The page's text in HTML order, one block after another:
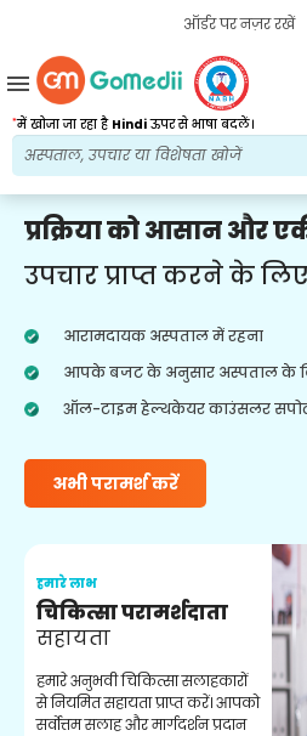
ऑर्डर पर नज़र रखें
*में खोजा जा रहा है Hindiऊपर से भाषा बदलें।
menu
प्रक्रिया को आसान और
उपचार प्राप्त करने के
आरामदायक अस्पताल में रहना
आपके बजट के अनुसार अस्पताल के
ऑल-टाइम हेल्थकेयर काउंसलर
अभी परामर्श करें
हमारे लाभ
चिकित्सा परामर्शदाता
सहायता
हमारे अनुभवी चिकित्सा सलाहकारों
से नियमित सहायता प्राप्त करें। आपको
सर्वोत्तम सलाह और मार्गदर्शन प्रदान